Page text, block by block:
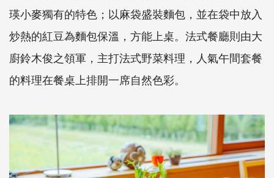
瑛小麥獨有的特色；以麻袋盛裝麵包，並在袋中放入
炒熱的紅豆為麵包保溫，方能上桌。法式餐廳則由大
廚鈴木俊之領軍，主打法式野菜料理，人氣午間套餐
的料理在餐桌上排開一席自然色彩。